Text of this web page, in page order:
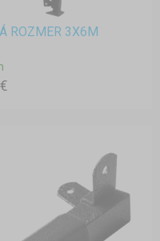
ROZMER 3X6M